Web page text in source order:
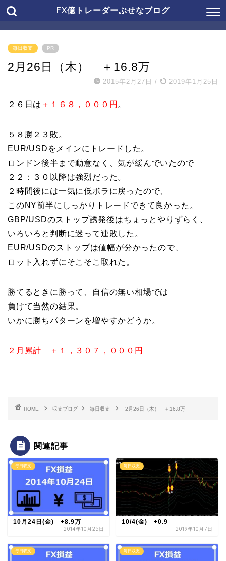
FX億トレーダーぶせなブログ
毎日収支 PR
2月26日（木） ＋16.8万
2015年2月27日 / 2019年1月25日
２６日は ＋１６８，０００円 。
５８勝２３敗。
EUR/USDをメインにトレードした。
ロンドン後半まで動意なく、気が緩んでいたので
２２：３０以降は強烈だった。
２時間後には一気に低ボラに戻ったので、
このNY前半にしっかりトレードできて良かった。
GBP/USDのストップ誘発後はちょっとやりずらく、
いろいろと判断に迷って連敗した。
EUR/USDのストップは値幅が分かったので、
ロット入れずにそこそこ取れた。
勝てるときに勝って、自信の無い相場では
負けて当然の結果。
いかに勝ちパターンを増やすかどうか。
２月累計 ＋１，３０７，０００円
HOME 収支ブログ 毎日収支 2月26日（木） ＋16.8万
関連記事
毎日収支
10月24日(金) +8.9万
2014年10月25日
毎日収支
10/4(金) +0.9
2019年10月7日
毎日収支 毎日収支